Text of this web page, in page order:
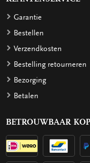
Garantie
Bestellen
Verzendkosten
Bestelling retourneren
Bezorging
Betalen
BETROUWBAAR